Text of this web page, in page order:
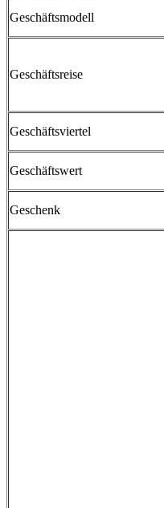
Geschäftsmodell
Geschäftsreise
Geschäftsviertel
Geschäftswert
Geschenk